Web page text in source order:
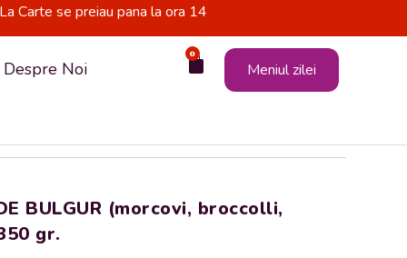
Carte se preiau pana la ora 14
Despre Noi
0
Cart Meniul zilei
BULGUR (morcovi, broccolli,
gr.